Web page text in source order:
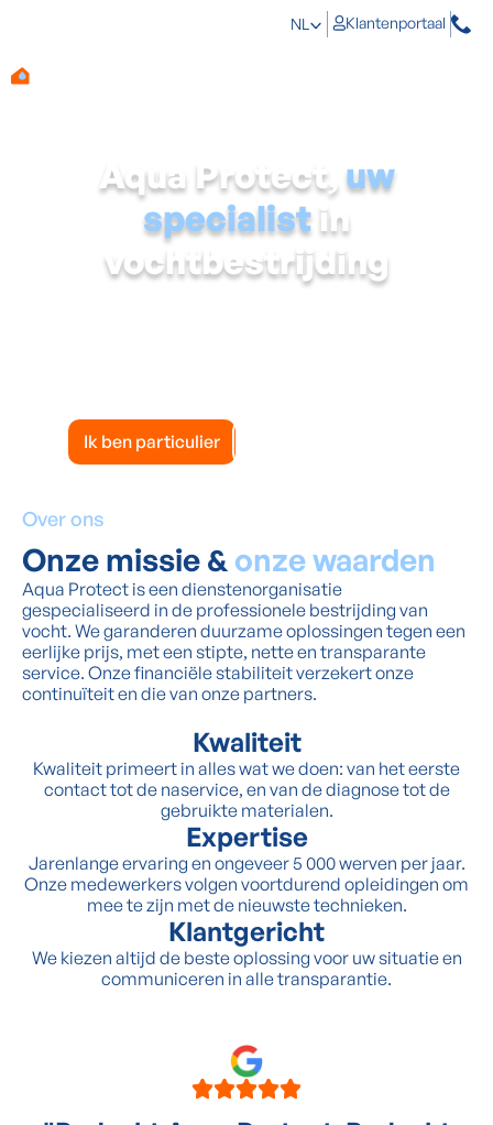
NL Klantenportaal
Aqua Protect, uw
specialist in
vochtbestrijding
Kiezen voor Aqua Protect is kiezen voor een
Ik ben particulier
Over ons
Onze missie & onze waarden
Aqua Protect is een dienstenorganisatie
gespecialiseerd in de professionele bestrijding van
vocht. We garanderen duurzame oplossingen tegen een
eerlijke prijs, met een stipte, nette en transparante
service. Onze financiële stabiliteit verzekert onze
continuïteit en die van onze partners.
Kwaliteit
Kwaliteit primeert in alles wat we doen: van het eerste
contact tot de naservice, en van de diagnose tot de
gebruikte materialen.
Expertise
Jarenlange ervaring en ongeveer 5 000 werven per jaar.
Onze medewerkers volgen voortdurend opleidingen om
mee te zijn met de nieuwste technieken.
Klantgericht
We kiezen altijd de beste oplossing voor uw situatie en
communiceren in alle transparantie.